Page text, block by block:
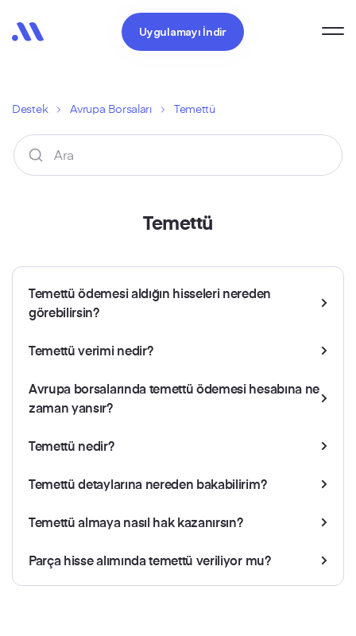
Uygulamayı İndir
Destek Avrupa Borsaları Temettü
Temettü
Temettü ödemesi aldığın hisseleri nereden
görebilirsin?
Temettü verimi nedir?
Avrupa borsalarında temettü ödemesi hesabına ne
zaman yansır?
Temettü nedir?
Temettü detaylarına nereden bakabilirim?
Temettü almaya nasıl hak kazanırsın?
Parça hisse alımında temettü veriliyor mu?